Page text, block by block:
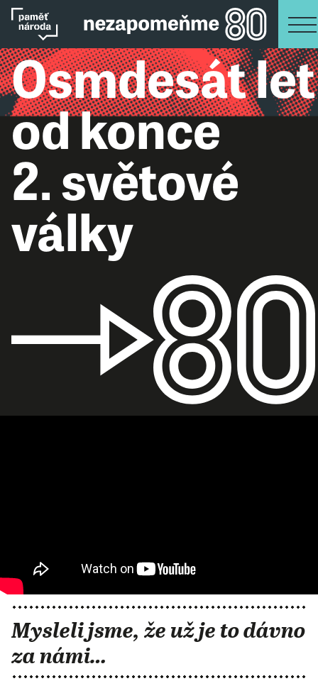
Osmdesát let
od konce
2. světové
války
Mysleli jsme, že už je to dávno
za námi…